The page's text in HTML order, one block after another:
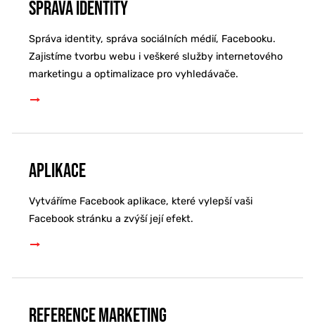
Správa identity
Správa identity, správa sociálních médií, Facebooku.
Zajistíme tvorbu webu i veškeré služby internetového
marketingu a optimalizace pro vyhledávače.
Aplikace
Vytváříme Facebook aplikace, které vylepší vaši
Facebook stránku a zvýší její efekt.
Reference marketing